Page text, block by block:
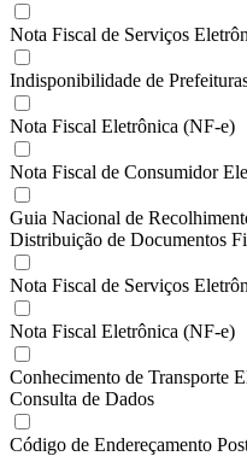
Nota Fiscal de Serviços
Indisponibilidade de
Nota Fiscal Eletrônica (NF-e)
Nota Fiscal de Consumidor
Guia Nacional de
Distribuição de Documentos
Nota Fiscal de Serviços
Nota Fiscal Eletrônica (NF-e)
Conhecimento de Transporte
Consulta de Dados
Código de Endereçamento